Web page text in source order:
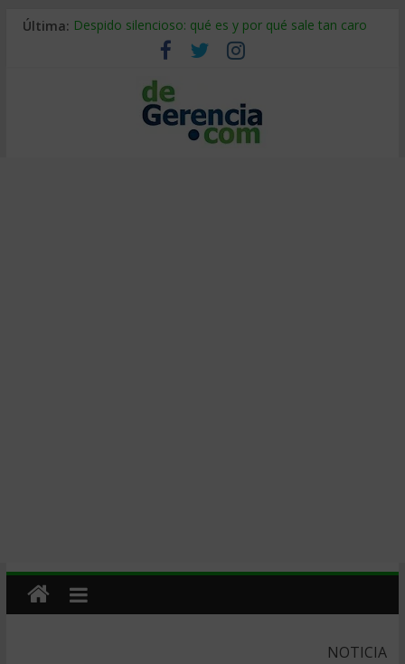
Última: Despido silencioso: qué es y por qué sale tan caro
La economía de Venezuela después del terremoto
Los 8 pasos de Kotter: liderar el cambio sin fracasar
Gestión de proyectos con IA: qué cambia en el oficio
IA y creatividad: cómo evitar que todos piensen igual
NOTICIA